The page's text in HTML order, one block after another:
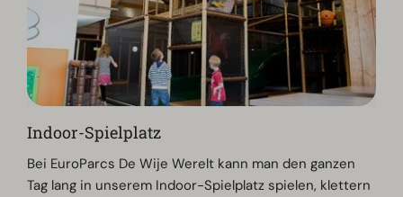
Indoor-Spielplatz
Bei EuroParcs De Wije Werelt kann man den ganzen
Tag lang in unserem Indoor-Spielplatz spielen, klettern